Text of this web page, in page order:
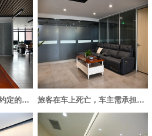
一方违约还能主张合同约定的优惠内容吗？ 旅客在车上死亡，车主需承担责任吗？